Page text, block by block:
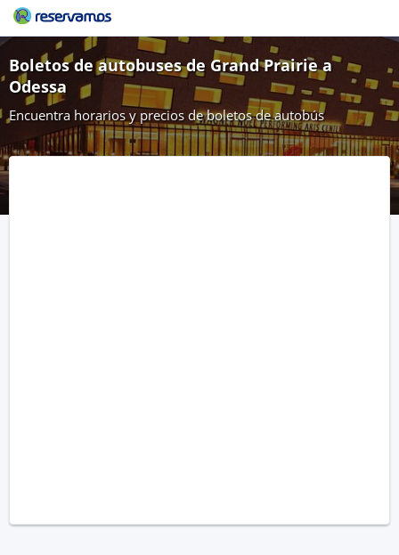
Boletos de autobuses de Grand Prairie a
Odessa
Encuentra horarios y precios de boletos de autobús